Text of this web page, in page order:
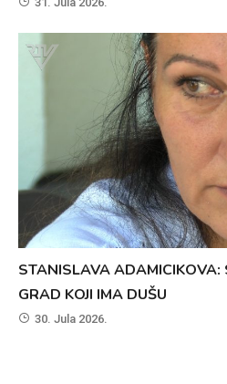
STANISLAVA ADAMICIKOVA:
GRAD KOJI IMA DUŠU
30. Jula 2026.